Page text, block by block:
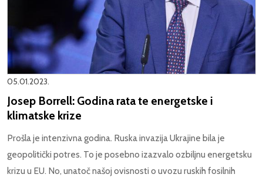
05.01.2023.
Josep Borrell: Godina rata te energetske i
klimatske krize
Prošla je intenzivna godina. Ruska invazija Ukrajine bila je
geopolitički potres. To je posebno izazvalo ozbiljnu energetsku
krizu u EU. No, unatoč našoj ovisnosti o uvozu ruskih fosilnih